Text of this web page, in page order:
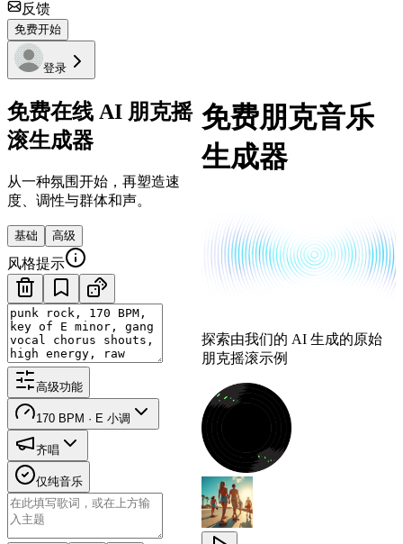
反馈
免费开始
登录
免费在线 AI 朋克摇
滚生成器
从一种氛围开始，再塑造速
度、调性与群体和声。
基础 高级
风格提示
高级功能
170 BPM · E 小调
齐唱
仅纯音乐
免费朋克音乐
生成器
探索由我们的 AI 生成的原始
朋克摇滚示例